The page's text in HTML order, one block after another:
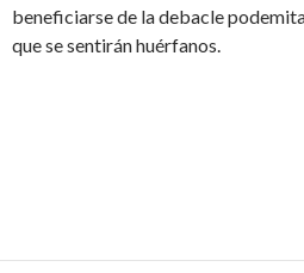
beneficiarse de la debacle
que se sentirán huérfanos.